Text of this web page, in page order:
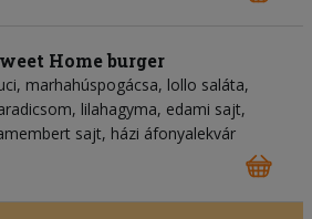
Home burger
marhahúspogácsa, lollo saláta,
lilahagyma, edami sajt,
sajt, házi áfonyalekvár